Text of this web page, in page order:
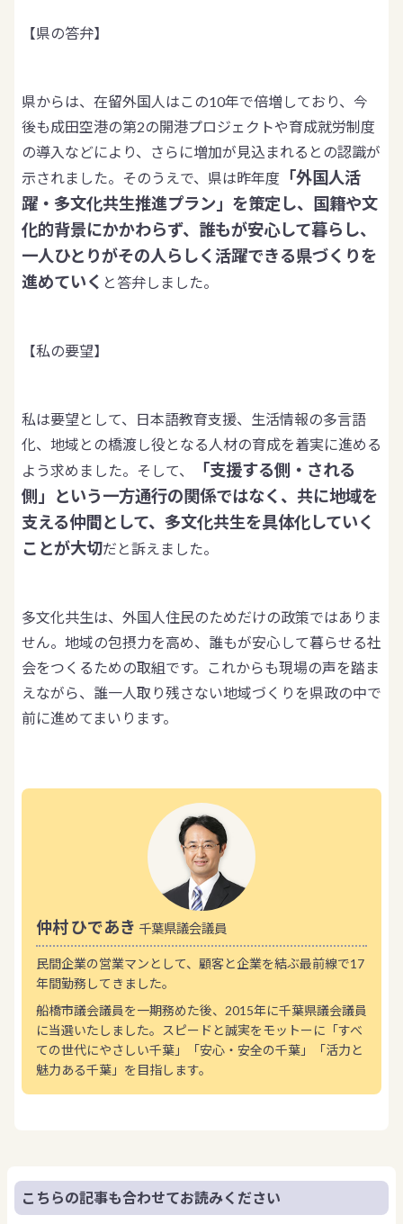
【県の答弁】
県からは、在留外国人はこの10年で倍増しており、今
後も成田空港の第2の開港プロジェクトや育成就労制度
の導入などにより、さらに増加が見込まれるとの認識が
示されました。そのうえで、県は昨年度
「外国人活
躍・多文化共生推進プラン」を策定し、国籍や文
化的背景にかかわらず、誰もが安心して暮らし、
一人ひとりがその人らしく活躍できる県づくりを
進めていく と答弁しました。
【私の要望】
私は要望として、日本語教育支援、生活情報の多言語
化、地域との橋渡し役となる人材の育成を着実に進める
よう求めました。そして、
「支援する側・される
側」という一方通行の関係ではなく、共に地域を
支える仲間として、多文化共生を具体化していく
ことが大切だと訴えました。
多文化共生は、外国人住民のためだけの政策ではありま
せん。地域の包摂力を高め、誰もが安心して暮らせる社
会をつくるための取組です。これからも現場の声を踏ま
えながら、誰一人取り残さない地域づくりを県政の中で
前に進めてまいります。
仲村 ひであき 千葉県議会議員
民間企業の営業マンとして、顧客と企業を結ぶ最前線で17
年間勤務してきました。
船橋市議会議員を一期務めた後、2015年に千葉県議会議員
に当選いたしました。スピードと誠実をモットーに「すべ
ての世代にやさしい千葉」「安心・安全の千葉」「活力と
魅力ある千葉」を目指します。
こちらの記事も合わせてお読みください